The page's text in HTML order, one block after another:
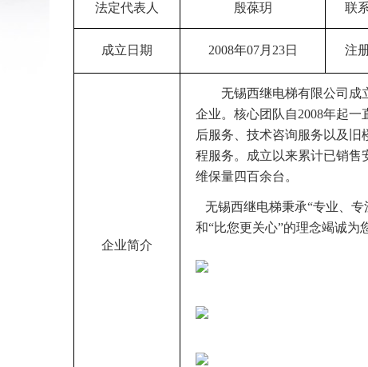
法定代表人 殷葆玥 联
成立日期 2008年07月23日 注
企业简介
无锡西继电梯有限公司成
企业。核心团队自2008年起
后服务、技术咨询服务以及旧
程服务。成立以来累计已销售
维保量四百余台。
无锡西继电梯秉承“专业、专
和“比您更关心”的理念竭诚为